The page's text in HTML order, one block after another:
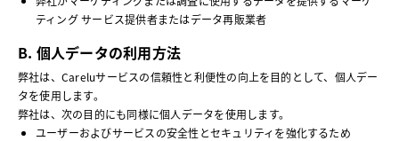
ティング サービス提供者またはデータ再販業者
B. 個人データの利用方法
弊社は、Careluサービスの信頼性と利便性の向上を目的として、個人デー
タを使用します。
弊社は、次の目的にも同様に個人データを使用します。
ユーザーおよびサービスの安全性とセキュリティを強化するため